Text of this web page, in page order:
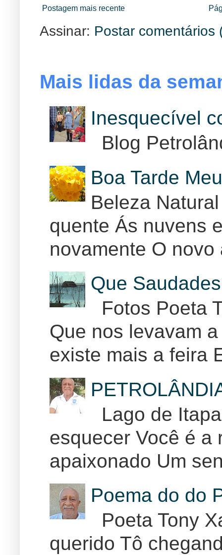
Postagem mais recente
Assinar: Postar comentários
Mais lidas da
Inesquecível
Blog
Boa Tarde
Beleza
quente Ás nuvens
novamente O
Que
Fotos Poeta
Que nos levavam
existe mais a feira
Lago de
esquecer Você é a
apaixonado Um
Poema do do
Poeta Tony
querido Tô